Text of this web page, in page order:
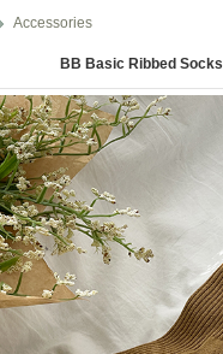
Accessories
BB Basic Ribbed Socks